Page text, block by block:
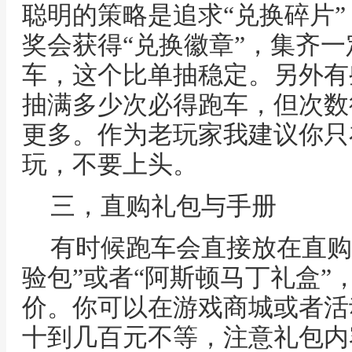
聪明的策略是追求“兑换碎片
奖会获得“兑换徽章”，集齐
车，这个比单抽稳定。另外
抽满多少次必得跑车，但次
更多。作为老玩家我建议你
玩，不要上头。
三，直购礼包与手册
有时候跑车会直接放在直
验包”或者“阿斯顿马丁礼盒”
价。你可以在游戏商城或者
十到几百元不等，注意礼包